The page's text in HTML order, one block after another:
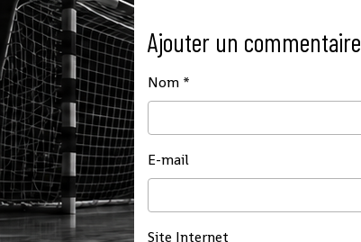
Ajouter un commentaire
Nom
E-mail
Site Internet